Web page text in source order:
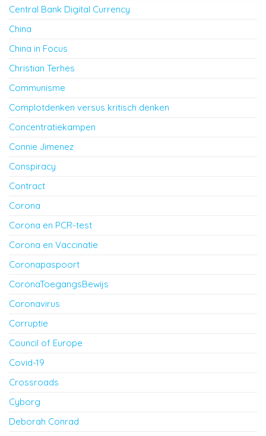
Central Bank Digital Currency
China
China in Focus
Christian Terhes
Communisme
Complotdenken versus kritisch denken
Concentratiekampen
Connie Jimenez
Conspiracy
Contract
Corona
Corona en PCR-test
Corona en Vaccinatie
Coronapaspoort
CoronaToegangsBewijs
Coronavirus
Corruptie
Council of Europe
Covid-19
Crossroads
Cyborg
Deborah Conrad